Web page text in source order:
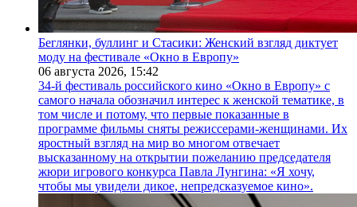
Беглянки, буллинг и Стасики: Женский взгляд диктует
моду на фестивале «Окно в Европу»
06 августа 2026, 15:42
34-й фестиваль российского кино «Окно в Европу» с
самого начала обозначил интерес к женской тематике, в
том числе и потому, что первые показанные в
программе фильмы сняты режиссерами-женщинами. Их
яростный взгляд на мир во многом отвечает
высказанному на открытии пожеланию председателя
жюри игрового конкурса Павла Лунгина: «Я хочу,
чтобы мы увидели дикое, непредсказуемое кино».